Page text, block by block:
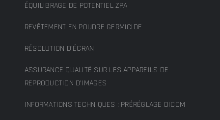
ÉQUILIBRAGE DE POTENTIEL ZPA
REVÊTEMENT EN POUDRE GERMICIDE
RÉSOLUTION D’ÉCRAN
ASSURANCE QUALITÉ SUR LES APPAREILS DE
REPRODUCTION D’IMAGES
INFORMATIONS TECHNIQUES : PRÉRÉGLAGE DICOM